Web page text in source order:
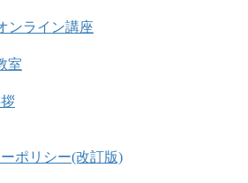
ンライン講座
室
ポリシー(改訂版)